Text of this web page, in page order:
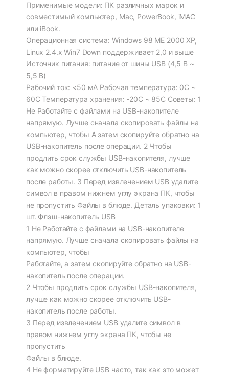
Применимые модели: ПК различных марок и
совместимый компьютер, Mac, PowerBook, iMAC
или iBook.
Операционная система: Windows 98 ME 2000 XP,
Linux 2.4.x Win7 Down поддерживает 2,0 и выше
Источник питания: питание от шины USB (4,5 В ~
5,5 В)
Рабочий ток: <50 мА Рабочая температура: 0C ~
60C Температура хранения: -20C ~ 85C Советы: 1
Не Работайте с файлами на USB-накопителе
напрямую. Лучше сначала скопировать файлы на
компьютер, чтобы А затем скопируйте обратно на
USB-накопитель после операции. 2 Чтобы
продлить срок службы USB-накопителя, лучше
как можно скорее отключить USB-накопитель
после работы. 3 Перед извлечением USB удалите
символ в правом нижнем углу экрана ПК, чтобы
не пропустить Файлы в блюде. Деталь упаковки: 1
шт. Флэш-накопитель USB
1 Не Работайте с файлами на USB-накопителе
напрямую. Лучше сначала скопировать файлы на
компьютер, чтобы
Работайте, а затем скопируйте обратно на USB-
накопитель после операции.
2 Чтобы продлить срок службы USB-накопителя,
лучше как можно скорее отключить USB-
накопитель после работы.
3 Перед извлечением USB удалите символ в
правом нижнем углу экрана ПК, чтобы не
пропустить
Файлы в блюде.
4 Не форматируйте USB часто, так как это может